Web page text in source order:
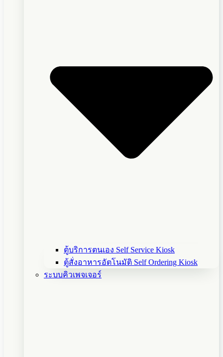
ตู้บริการตนเอง Self Service Kiosk
ตู้สั่งอาหารอัตโนมัติ Self Ordering Kiosk
ระบบคิวเพจเจอร์